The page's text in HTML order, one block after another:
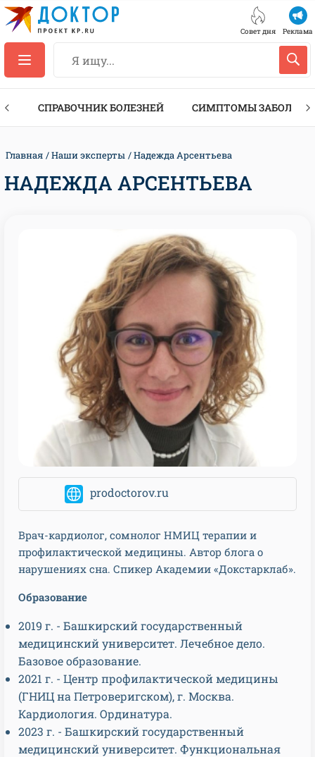
Совет дня Реклама
СПРАВОЧНИК БОЛЕЗНЕЙ СИМПТОМЫ
Главная Наши эксперты Надежда Арсентьева
НАДЕЖДА АРСЕНТЬЕВА
prodoctorov.ru
Врач-кардиолог, сомнолог НМИЦ терапии и
профилактической медицины. Автор блога о
нарушениях сна. Спикер Академии «Докстарклаб».
Образование
2019 г. - Башкирский государственный
медицинский университет. Лечебное дело.
Базовое образование.
2021 г. - Центр профилактической медицины
(ГНИЦ на Петроверигском), г. Москва.
Кардиология. Ординатура.
2023 г. - Башкирский государственный
медицинский университет. Функциональная